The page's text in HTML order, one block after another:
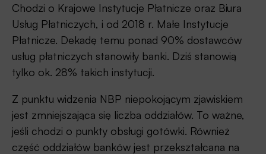
Chodzi o Krajowe Instytucje Płatnicze oraz Biura
Usług Płatniczych, i od 2018 r. Małe Instytucje
Płatnicze. Dekadę temu ponad 90% dostawców
usług płatniczych stanowiły banki. Dziś stanowią
tylko ok. 28% takich instytucji.
Z punktu widzenia NBP niepokojącym zjawiskiem
jest zmniejszająca się liczba oddziałów. To ważne,
jeśli chodzi o punkty obsługi gotówki. Również
część oddziałów banków jest przekształcana na